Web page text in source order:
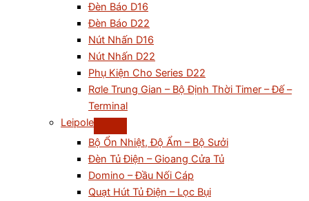
Đèn Báo D16
Đèn Báo D22
Nút Nhấn D16
Nút Nhấn D22
Phụ Kiện Cho Series D22
Rơle Trung Gian – Bộ Định Thời Timer – Đế –
Terminal
Leipole
Bộ Ổn Nhiệt, Độ Ẩm – Bộ Sưởi
Đèn Tủ Điện – Gioang Cửa Tủ
Domino – Đầu Nối Cáp
Quạt Hút Tủ Điện – Lọc Bụi